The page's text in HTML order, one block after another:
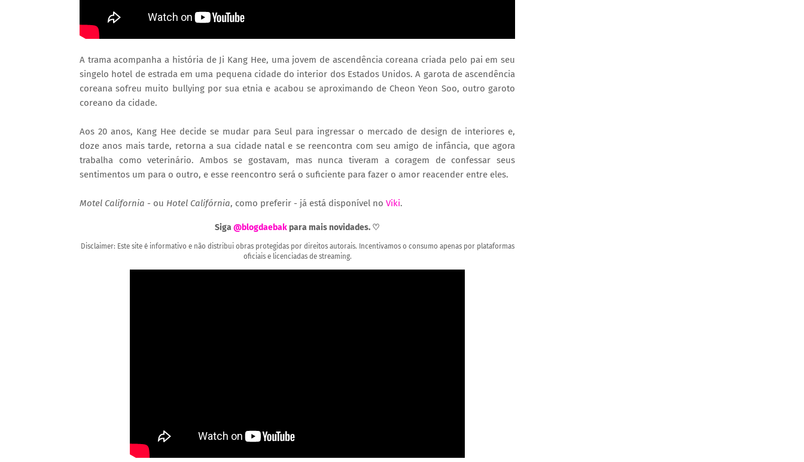
A trama acompanha a história de Ji Kang Hee, uma jovem de ascendência coreana criada pelo pai em seu
singelo hotel de estrada em uma pequena cidade do interior dos Estados Unidos. A garota de ascendência
coreana sofreu muito bullying por sua etnia e acabou se aproximando de Cheon Yeon Soo, outro garoto
coreano da cidade.
Aos 20 anos, Kang Hee decide se mudar para Seul para ingressar o mercado de design de interiores e,
doze anos mais tarde, retorna a sua cidade natal e se reencontra com seu amigo de infância, que agora
trabalha como veterinário. Ambos se gostavam, mas nunca tiveram a coragem de confessar seus
sentimentos um para o outro, e esse reencontro será o suficiente para fazer o amor reacender entre eles.
Motel California - ou Hotel Califórnia, como preferir - já está disponível no Viki.
Siga @blogdaebak para mais novidades. ♡
Disclaimer: Este site é informativo e não distribui obras protegidas por direitos autorais. Incentivamos o consumo apenas por plataformas
oficiais e licenciadas de streaming.